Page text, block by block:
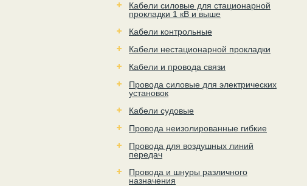
Кабели силовые для стационарной
прокладки 1 кВ и выше
Кабели контрольные
Кабели нестационарной прокладки
Кабели и провода связи
Провода силовые для электрических
установок
Кабели судовые
Провода неизолированные гибкие
Провода для воздушных линий
передач
Провода и шнуры различного
назначения